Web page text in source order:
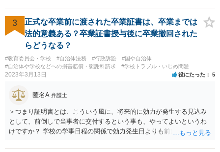
で右折進行したけど、自分は右折進行を思いとどまった」と交通ルー
ルを遵守するドライバーになってほしいと期待しています。
スムースかと思います。
3
正式な卒業前に渡された卒業証書は、卒業までは
法的意義ある？卒業証書授与後に卒業撤回された
らどうなる？
#教育委員会・学校 #自治体法務 #行政訴訟
#国や自治体
#自治体や学校などへの損害賠償・慰謝料請求
#学校トラブル・いじめ問題
2023年3月13日 役にたった 5
匿名A 弁護士
＞つまり証明書とは、こういう風に、将来的に効力が発生する見込み
として、前倒しで当事者に交付するという事も、やってよいというわ
けですか？ 学校の学事日程の関係で効力発生日よりも前に交付したか